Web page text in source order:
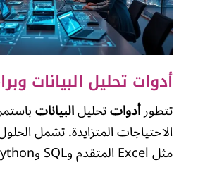
أدوات تحليل البيانات
تتطورأدواتتحليلالبيانات
الاحتياجات المتزايدة. تشمل
مثل Excel المتقدم وSQL وPython.